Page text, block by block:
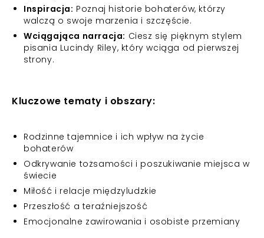
Inspiracja: Poznaj historie bohaterów, którzy
walczą o swoje marzenia i szczęście.
Wciągająca narracja: Ciesz się pięknym stylem
pisania Lucindy Riley, który wciąga od pierwszej
strony.
Kluczowe tematy i obszary:
Rodzinne tajemnice i ich wpływ na życie
bohaterów
Odkrywanie tożsamości i poszukiwanie miejsca w
świecie
Miłość i relacje międzyludzkie
Przeszłość a teraźniejszość
Emocjonalne zawirowania i osobiste przemiany